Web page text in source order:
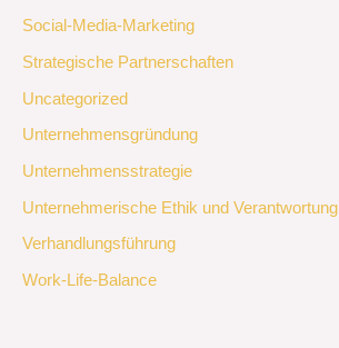
Social-Media-Marketing
Strategische Partnerschaften
Uncategorized
Unternehmensgründung
Unternehmensstrategie
Unternehmerische Ethik und Verantwortung
Verhandlungsführung
Work-Life-Balance